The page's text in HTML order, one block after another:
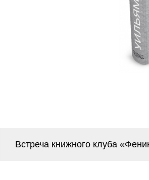
Встреча книжного клуба